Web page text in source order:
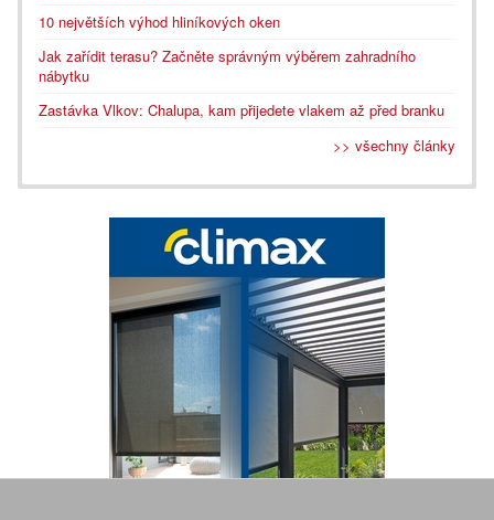
10 největších výhod hliníkových oken
Jak zařídit terasu? Začněte správným výběrem zahradního
nábytku
Zastávka Vlkov: Chalupa, kam přijedete vlakem až před branku
>> všechny články